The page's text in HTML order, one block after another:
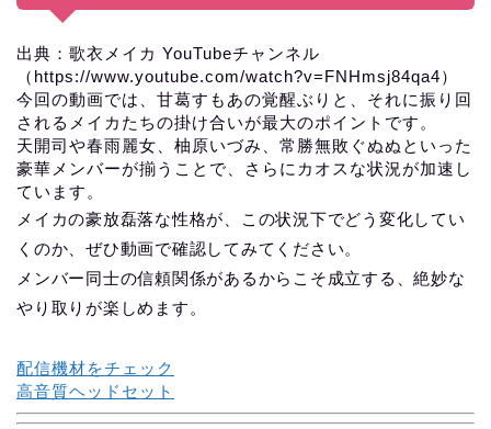
出典：歌衣メイカ YouTubeチャンネル
（https://www.youtube.com/watch?v=FNHmsj84qa4）
今回の動画では、甘葛すもあの覚醒ぶりと、それに振り回
されるメイカたちの掛け合いが最大のポイントです。
天開司や春雨麗女、柚原いづみ、常勝無敗ぐぬぬといった
豪華メンバーが揃うことで、さらにカオスな状況が加速し
ています。
メイカの豪放磊落な性格が、この状況下でどう変化してい
くのか、ぜひ動画で確認してみてください。
メンバー同士の信頼関係があるからこそ成立する、絶妙な
やり取りが楽しめます。
配信機材をチェック
高音質ヘッドセット